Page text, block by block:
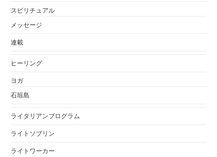
スピリチュアル
メッセージ
連載
ヒーリング
ヨガ
石垣島
ライタリアンプログラム
ライトソブリン
ライトワーカー